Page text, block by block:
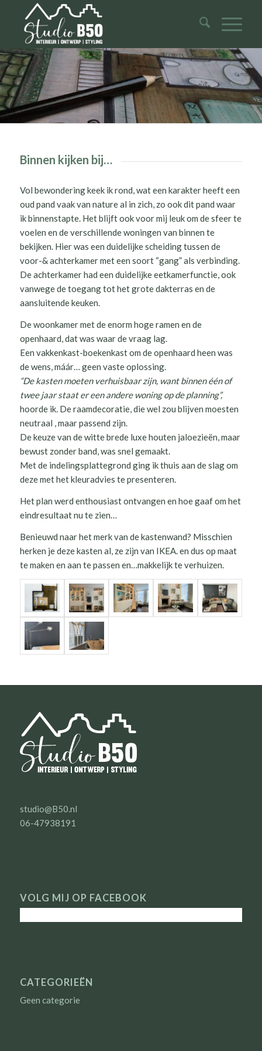
Binnen kijken bij…
Vol bewondering keek ik rond, wat een karakter heeft een
oud pand vaak van nature al in zich, zo ook dit pand waar
ik binnenstapte. Het blijft ook voor mij leuk om de sfeer te
voelen en de verschillende woningen van binnen te
bekijken. Hier was een duidelijke scheiding tussen de
voor-& achterkamer met een soort “gang” als verbinding.
De achterkamer had een duidelijke eetkamerfunctie, ook
vanwege de toegang tot het grote dakterras en de
aansluitende keuken.
De woonkamer met de enorm hoge ramen en de
openhaard, dat was waar de vraag lag.
Een vakkenkast-boekenkast om de openhaard heen was
de wens, máár… geen vaste oplossing.
“De kasten moeten verhuisbaar zijn, want binnen één of
twee jaar staat er een andere woning op de planning”,
hoorde ik.De raamdecoratie, die wel zou blijven moesten
neutraal , maar passend zijn.
De keuze van de witte brede luxe houten jaloezieën, maar
bewust zonder band, was snel gemaakt.
Met de indelingsplattegrond ging ik thuis aan de slag om
deze met het kleuradvies te presenteren.
Het plan werd enthousiast ontvangen en hoe gaaf om het
eindresultaat nu te zien…
Benieuwd naar het merk van de kastenwand? Misschien
herken je deze kasten al, ze zijn van IKEA. en dus op maat
te maken en aan te passen en…makkelijk te verhuizen.
studio@B50.nl
06-47938191
VOLG MIJ OP FACEBOOK
CATEGORIEËN
Geen categorie